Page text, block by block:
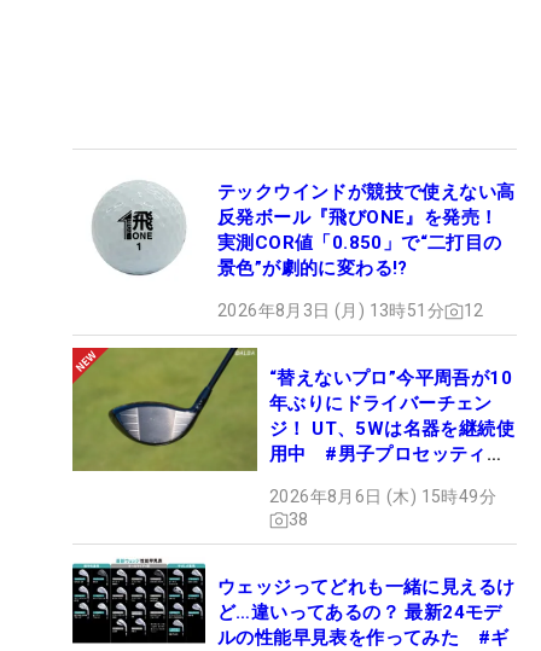
テックウインドが競技で使えない高
反発ボール『飛びONE』を発売！
実測COR値「0.850」で“二打目の
景色”が劇的に変わる!?
2026年8月3日 (月) 13時51分 12
“替えないプロ”今平周吾が10
年ぶりにドライバーチェン
ジ！ UT、5Wは名器を継続使
用中 #男子プロセッティン
2026年8月6日 (木) 15時49分
38
ウェッジってどれも一緒に見えるけ
ど…違いってあるの？ 最新24モデ
ルの性能早見表を作ってみた #ギ